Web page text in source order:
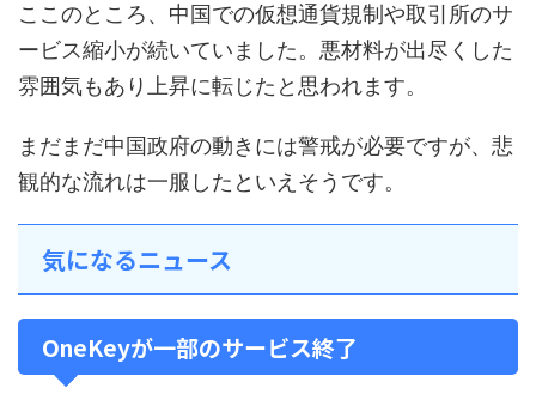
ここのところ、中国での仮想通貨規制や取引所のサ
ービス縮小が続いていました。悪材料が出尽くした
雰囲気もあり上昇に転じたと思われます。
まだまだ中国政府の動きには警戒が必要ですが、悲
観的な流れは一服したといえそうです。
気になるニュース
OneKeyが一部のサービス終了